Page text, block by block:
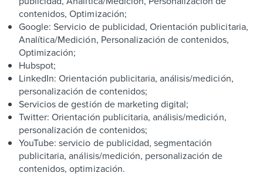
contenidos, Optimización;
Google: Servicio de publicidad, Orientación publicitaria,
Analítica/Medición, Personalización de contenidos,
Optimización;
Hubspot;
LinkedIn: Orientación publicitaria, análisis/medición,
personalización de contenidos;
Servicios de gestión de marketing digital;
Twitter: Orientación publicitaria, análisis/medición,
personalización de contenidos;
YouTube: servicio de publicidad, segmentación
publicitaria, análisis/medición, personalización de
contenidos, optimización.